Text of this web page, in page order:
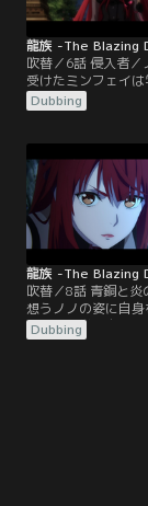
吹替／6話 侵入者／
受けたミンフェイ
ーティーに出席する
でなぜかリンとタン
ことに。その頃、学
入し、アンジェ校
覆っていた言霊＜戒
る。
Dubbing
吹替／8話 青銅と炎
想うノノの姿に自
ェイは、学生自治会
れることに。一方、
侵入者の残した溶
Dubbing